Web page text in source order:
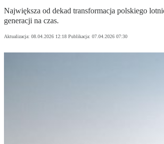
Największa od dekad transformacja polskiego
generacji na czas.
Aktualizacja: 08.04.2026 12:18 Publikacja: 07.04.2026 07:30